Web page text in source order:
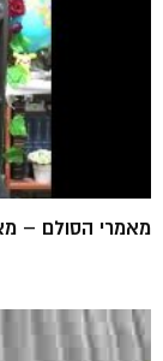
מאמרי הסולם –